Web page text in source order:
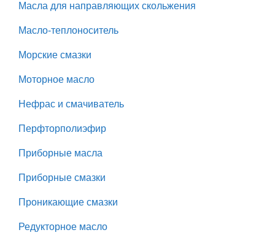
Масла для направляющих скольжения
Масло-теплоноситель
Морские смазки
Моторное масло
Нефрас и смачиватель
Перфторполиэфир
Приборные масла
Приборные смазки
Проникающие смазки
Редукторное масло